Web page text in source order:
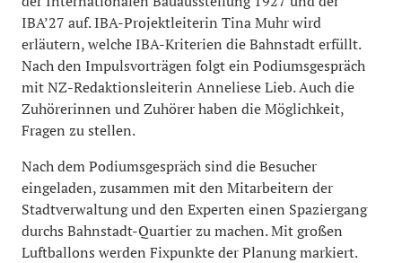
IBA’27 auf. IBA-Projektleiterin Tina Muhr wird
erläutern, welche IBA-Kriterien die Bahnstadt erfüllt.
Nach den Impulsvorträgen folgt ein Podiumsgespräch
mit NZ-Redaktionsleiterin Anneliese Lieb. Auch die
Zuhörerinnen und Zuhörer haben die Möglichkeit,
Fragen zu stellen.
Nach dem Podiumsgespräch sind die Besucher
eingeladen, zusammen mit den Mitarbeitern der
Stadtverwaltung und den Experten einen Spaziergang
durchs Bahnstadt-Quartier zu machen. Mit großen
Luftballons werden Fixpunkte der Planung markiert.